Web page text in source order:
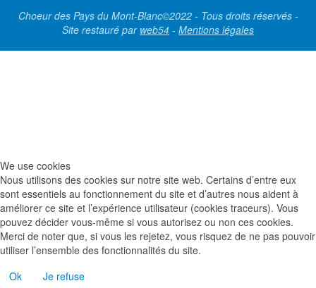
Choeur des Pays du Mont-Blanc©2022 - Tous droits réservés -
Site restauré par web54 - Mentions légales
We use cookies
Nous utilisons des cookies sur notre site web. Certains d’entre eux
sont essentiels au fonctionnement du site et d’autres nous aident à
améliorer ce site et l’expérience utilisateur (cookies traceurs). Vous
pouvez décider vous-même si vous autorisez ou non ces cookies.
Merci de noter que, si vous les rejetez, vous risquez de ne pas pouvoir
utiliser l’ensemble des fonctionnalités du site.
Ok
Je refuse